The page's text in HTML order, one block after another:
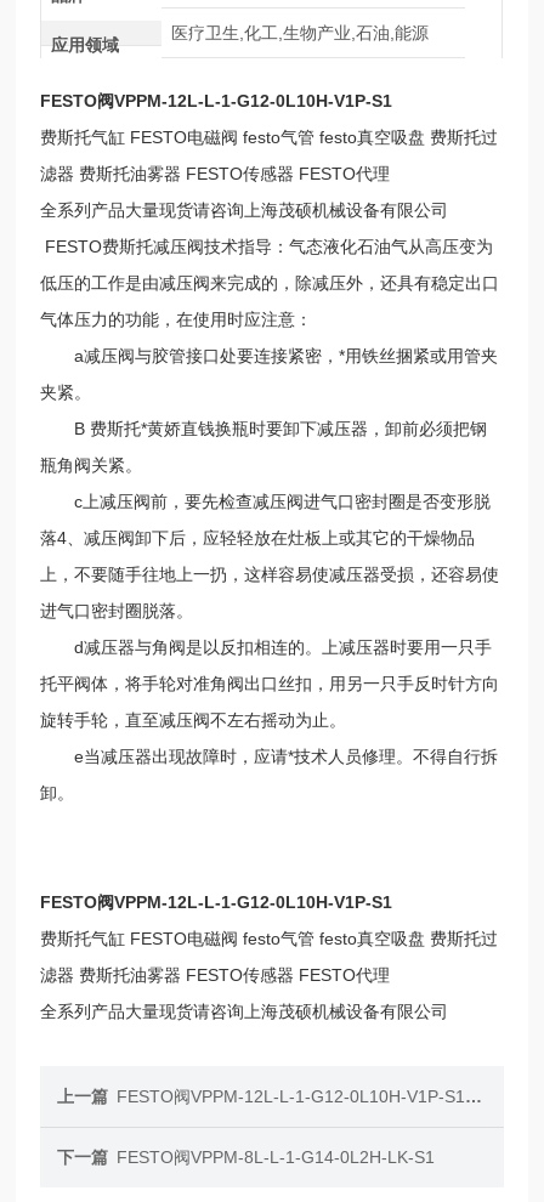
应用领域
医疗卫生,化工,生物产业,石油,能源
FESTO阀VPPM-12L-L-1-G12-0L10H-V1P-S1
费斯托气缸 FESTO电磁阀 festo气管 festo真空吸盘 费斯托过
滤器 费斯托油雾器 FESTO传感器 FESTO代理
全系列产品大量现货请咨询上海茂硕机械设备有限公司
FESTO费斯托减压阀技术指导：气态液化石油气从高压变为
低压的工作是由减压阀来完成的，除减压外，还具有稳定出口
气体压力的功能，在使用时应注意：
a减压阀与胶管接口处要连接紧密，*用铁丝捆紧或用管夹
夹紧。
B 费斯托*黄娇直钱换瓶时要卸下减压器，卸前必须把钢
瓶角阀关紧。
c上减压阀前，要先检查减压阀进气口密封圈是否变形脱
落4、减压阀卸下后，应轻轻放在灶板上或其它的干燥物品
上，不要随手往地上一扔，这样容易使减压器受损，还容易使
进气口密封圈脱落。
d减压器与角阀是以反扣相连的。上减压器时要用一只手
托平阀体，将手轮对准角阀出口丝扣，用另一只手反时针方向
旋转手轮，直至减压阀不左右摇动为止。
e当减压器出现故障时，应请*技术人员修理。不得自行拆
卸。
FESTO阀VPPM-12L-L-1-G12-0L10H-V1P-S1
费斯托气缸 FESTO电磁阀 festo气管 festo真空吸盘 费斯托过
滤器 费斯托油雾器 FESTO传感器 FESTO代理
全系列产品大量现货请咨询上海茂硕机械设备有限公司
上一篇 FESTO阀VPPM-12L-L-1-G12-0L10H-V1P-S1C1
下一篇 FESTO阀VPPM-8L-L-1-G14-0L2H-LK-S1